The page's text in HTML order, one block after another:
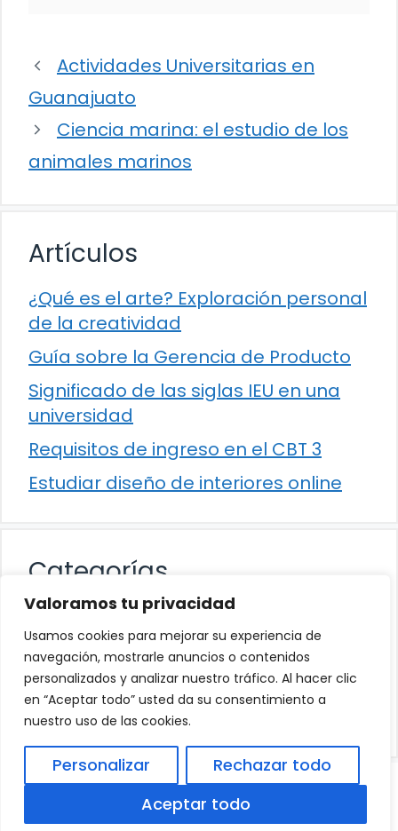
Valoramos tu privacidad
Usamos cookies para mejorar su experiencia de
navegación, mostrarle anuncios o contenidos
personalizados y analizar nuestro tráfico. Al hacer clic
en “Aceptar todo” usted da su consentimiento a
nuestro uso de las cookies.
Personalizar
Rechazar todo
Aceptar todo
Actividades Universitarias en
Guanajuato
Ciencia marina: el estudio de los
animales marinos
Artículos
¿Qué es el arte? Exploración personal
de la creatividad
Guía sobre la Gerencia de Producto
Significado de las siglas IEU en una
universidad
Requisitos de ingreso en el CBT 3
Estudiar diseño de interiores online
Categorías
Cultura
Educación
Eventos
Trabajo
Política de Privacidad Aviso Legal|
Política de Cookies